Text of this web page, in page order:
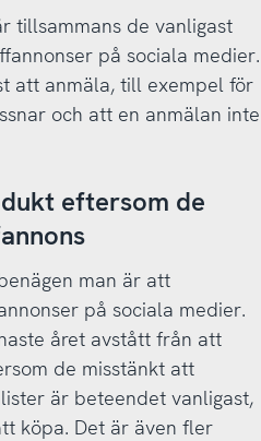
tillsammans de vanligast
på sociala medier.
att anmäla, till exempel för
och att en anmälan inte
eftersom de
man är att
på sociala medier.
året avstått från att
de misstänkt att
är beteendet vanligast,
köpa. Det är även fler